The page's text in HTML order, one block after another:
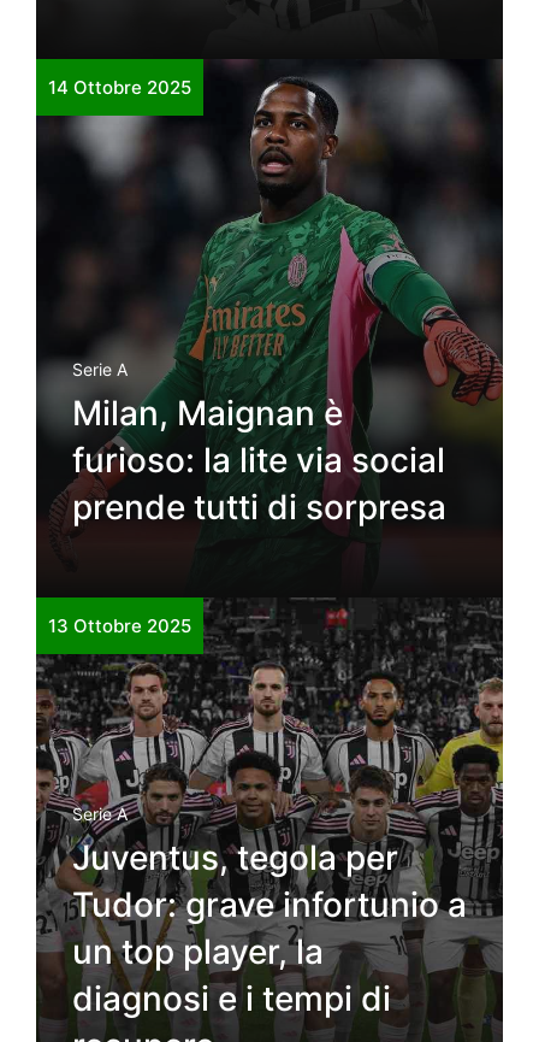
14 Ottobre 2025
Serie A
Milan, Maignan è
furioso: la lite via social
prende tutti di sorpresa
13 Ottobre 2025
Serie A
Juventus, tegola per
Tudor: grave infortunio a
un top player, la
diagnosi e i tempi di